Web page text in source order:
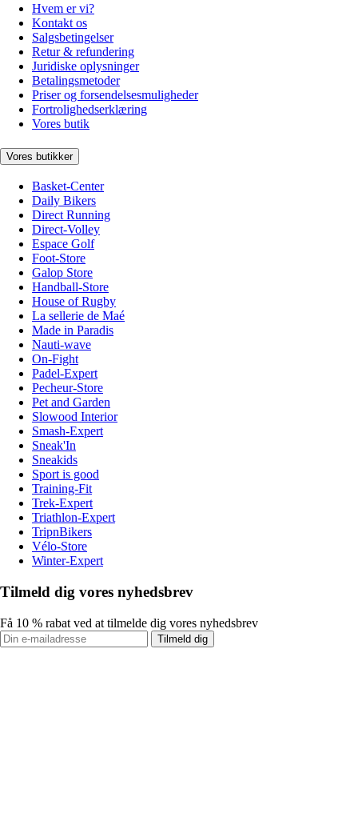
Hvem er vi?
Kontakt os
Salgsbetingelser
Retur & refundering
Juridiske oplysninger
Betalingsmetoder
Priser og forsendelsesmuligheder
Fortrolighedserklæring
Vores butik
Vores butikker
Basket-Center
Daily Bikers
Direct Running
Direct-Volley
Espace Golf
Foot-Store
Galop Store
Handball-Store
House of Rugby
La sellerie de Maé
Made in Paradis
Nauti-wave
On-Fight
Padel-Expert
Pecheur-Store
Pet and Garden
Slowood Interior
Smash-Expert
Sneak'In
Sneakids
Sport is good
Training-Fit
Trek-Expert
Triathlon-Expert
TripnBikers
Vélo-Store
Winter-Expert
Tilmeld dig vores nyhedsbrev
Få 10 % rabat ved at tilmelde dig vores nyhedsbrev
Tilmeld dig